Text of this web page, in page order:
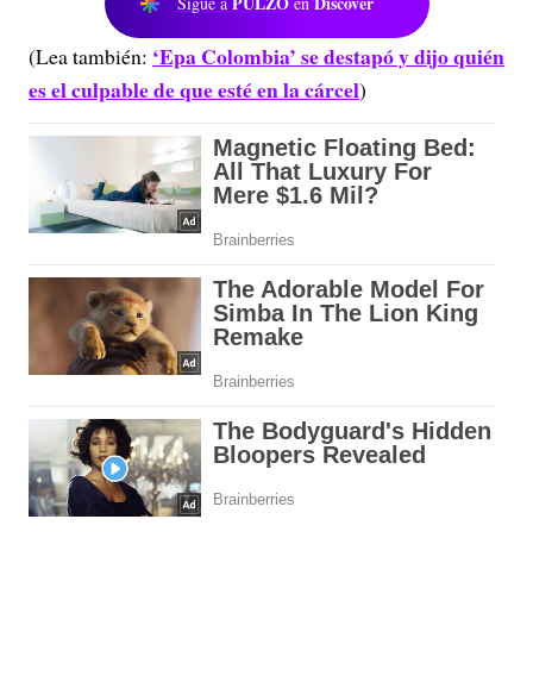
(Lea también: ‘Epa Colombia’ se destapó y dijo quién
es el culpable de que esté en la cárcel)